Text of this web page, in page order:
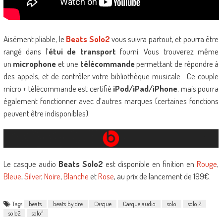
Aisément pliable, le Beats Solo2vous suivra partout, et pourra être
rangé dans l’étui de transport fourni. Vous trouverez même
un microphoneet une télécommandepermettant de répondre à
des appels, et de contrôler votre bibliothèque musicale. Ce couple
micro + télécommande est certifié iPod/iPad/iPhone, mais pourra
également fonctionner avec d’autres marques (certaines fonctions
peuvent être indisponibles).
Le casque audio Beats Solo2 est disponible en finition enRouge,
Bleue,Silver,Noire,BlancheetRose, au prix de lancement de 199€.
Tags beats beats by dre Casque Casque audio solo
solo 2
solo2
solo²